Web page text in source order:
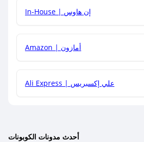
In-House | إن هاوس
Amazon | أمازون
Ali Express | علي إكسبريس
أحدث مدونات الكوبونات